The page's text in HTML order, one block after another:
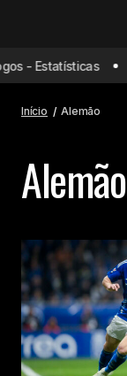
- Estatísticas
Início Alemão
Alemão